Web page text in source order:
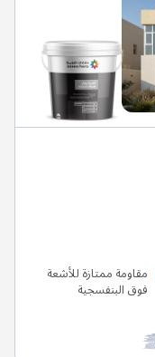
مقاومة ممتازة للأشعة
فوق البنفسجية